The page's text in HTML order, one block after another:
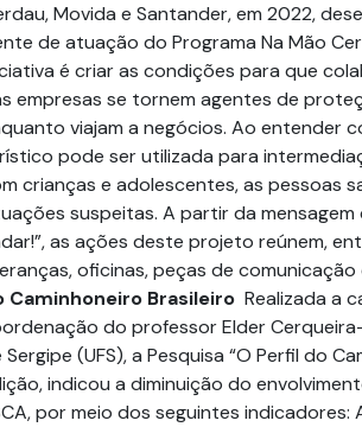
Movida e Santander, em 2022,
de atuação do Programa Na Mão
é criar as condições para que
empresas se tornem agentes de
viajam a negócios. Ao entender
pode ser utilizada para
crianças e adolescentes, as pessoas
suspeitas. A partir da mensagem
as ações deste projeto reúnem,
oficinas, peças de comunicação
Caminhoneiro Brasileiro Realizada a
do professor Elder
Sergipe (UFS), a Pesquisa “O Perfil do
indicou a diminuição do
por meio dos seguintes